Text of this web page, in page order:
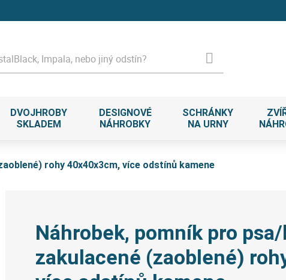
DVOJHROBY
SKLADEM
DESIGNOVÉ
NÁHROBKY
SCHRÁNKY
NA URNY
rohy 40x40x3cm, více odstínů kamene
Náhrobek, pomník pro
zakulacené (zaoblené)